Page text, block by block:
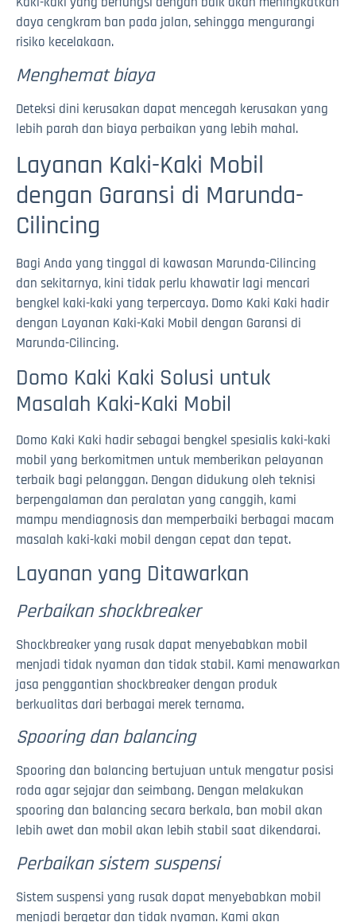
daya cengkram ban pada jalan, sehingga mengurangi
risiko kecelakaan.
Menghemat biaya
Deteksi dini kerusakan dapat mencegah kerusakan yang
lebih parah dan biaya perbaikan yang lebih mahal.
Layanan Kaki-Kaki Mobil
dengan Garansi di Marunda-
Cilincing
Bagi Anda yang tinggal di kawasan Marunda-Cilincing
dan sekitarnya, kini tidak perlu khawatir lagi mencari
bengkel kaki-kaki yang terpercaya. Domo Kaki Kaki hadir
dengan Layanan Kaki-Kaki Mobil dengan Garansi di
Marunda-Cilincing.
Domo Kaki Kaki Solusi untuk
Masalah Kaki-Kaki Mobil
Domo Kaki Kaki hadir sebagai bengkel spesialis kaki-kaki
mobil yang berkomitmen untuk memberikan pelayanan
terbaik bagi pelanggan. Dengan didukung oleh teknisi
berpengalaman dan peralatan yang canggih, kami
mampu mendiagnosis dan memperbaiki berbagai macam
masalah kaki-kaki mobil dengan cepat dan tepat.
Layanan yang Ditawarkan
Perbaikan shockbreaker
Shockbreaker yang rusak dapat menyebabkan mobil
menjadi tidak nyaman dan tidak stabil. Kami menawarkan
jasa penggantian shockbreaker dengan produk
berkualitas dari berbagai merek ternama.
Spooring dan balancing
Spooring dan balancing bertujuan untuk mengatur posisi
roda agar sejajar dan seimbang. Dengan melakukan
spooring dan balancing secara berkala, ban mobil akan
lebih awet dan mobil akan lebih stabil saat dikendarai.
Perbaikan sistem suspensi
Sistem suspensi yang rusak dapat menyebabkan mobil
menjadi bergetar dan tidak nyaman. Kami akan